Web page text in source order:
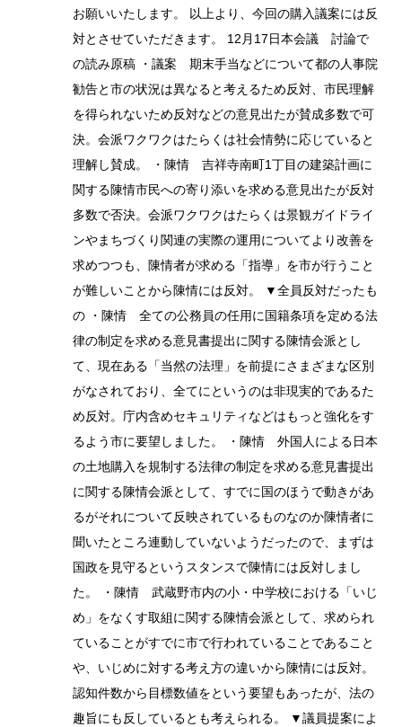
お願いいたします。 以上より、今回の購入議案には反
対とさせていただきます。 12月17日本会議 討論で
の読み原稿 ・議案 期末手当などについて都の人事院
勧告と市の状況は異なると考えるため反対、市民理解
を得られないため反対などの意見出たが賛成多数で可
決。会派ワクワクはたらくは社会情勢に応じていると
理解し賛成。 ・陳情 吉祥寺南町1丁目の建築計画に
関する陳情市民への寄り添いを求める意見出たが反対
多数で否決。会派ワクワクはたらくは景観ガイドライ
ンやまちづくり関連の実際の運用についてより改善を
求めつつも、陳情者が求める「指導」を市が行うこと
が難しいことから陳情には反対。 ▼全員反対だったも
の ・陳情 全ての公務員の任用に国籍条項を定める法
律の制定を求める意見書提出に関する陳情会派とし
て、現在ある「当然の法理」を前提にさまざまな区別
がなされており、全てにというのは非現実的であるた
め反対。庁内含めセキュリティなどはもっと強化をす
るよう市に要望しました。 ・陳情 外国人による日本
の土地購入を規制する法律の制定を求める意見書提出
に関する陳情会派として、すでに国のほうで動きがあ
るがそれについて反映されているものなのか陳情者に
聞いたところ連動していないようだったので、まずは
国政を見守るというスタンスで陳情には反対しまし
た。 ・陳情 武蔵野市内の小・中学校における「いじ
め」をなくす取組に関する陳情会派として、求められ
ていることがすでに市で行われていることであること
や、いじめに対する考え方の違いから陳情には反対。
認知件数から目標数値をという要望もあったが、法の
趣旨にも反しているとも考えられる。 ▼議員提案によ